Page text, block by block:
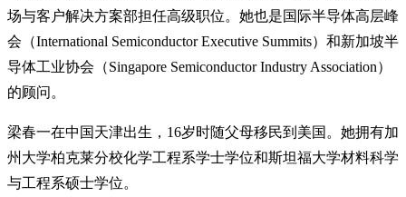
场与客户解决方案部担任高级职位。她也是国际半导体高层峰
会（International Semiconductor Executive Summits）和新加坡半
导体工业协会（Singapore Semiconductor Industry Association）
的顾问。
梁春一在中国天津出生，16岁时随父母移民到美国。她拥有加
州大学柏克莱分校化学工程系学士学位和斯坦福大学材料科学
与工程系硕士学位。